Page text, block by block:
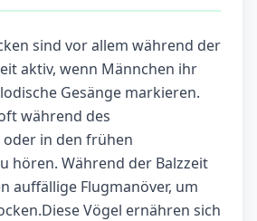
sind vor allem während der
aktiv, wenn Männchen ihr
Gesänge markieren.
während des
in den frühen
hören. Während der Balzzeit
auffällige Flugmanöver, um
Vögel ernähren sich